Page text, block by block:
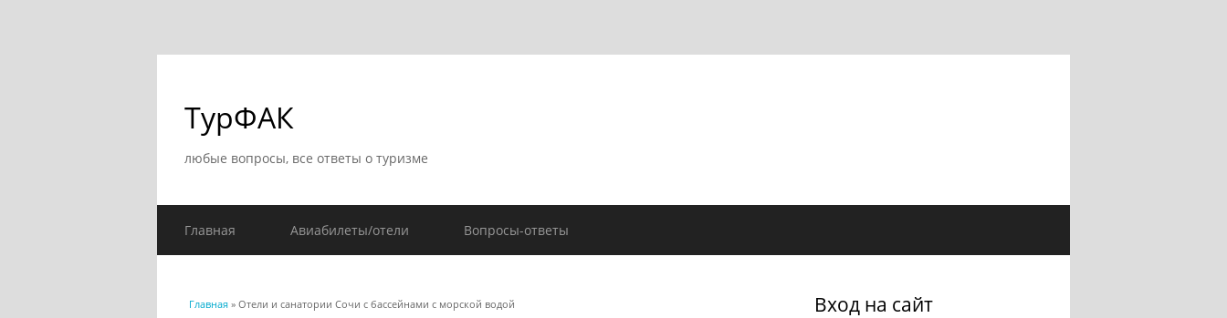
ТурФАК
любые вопросы, все ответы о туризме
Главная Авиабилеты/отели Вопросы-ответы
Главная » Отели и санатории Сочи с бассейнами с морской водой Вход на сайт